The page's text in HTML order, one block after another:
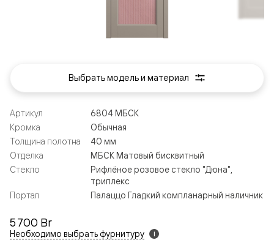
5 700 Br
Необходимо выбрать фурнитуру i
Артикул
6804 МБСК
Кромка
Обычная
Толщина полотна
40 мм
Отделка
МБСК Матовый бисквитный
Стекло
Рифлёное розовое стекло "Дюна",
триплекс
Портал
Палаццо Гладкий компланарный наличник
Выбрать модель и материал